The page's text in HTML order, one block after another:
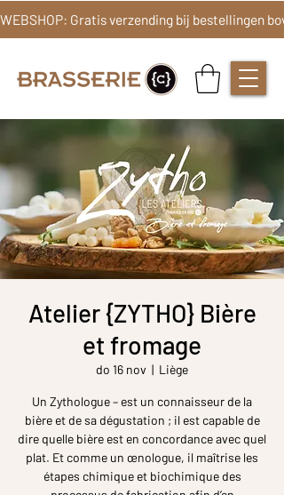
Atelier {ZYTHO} Bière
et fromage
do 16 nov
  |
Liège
Un Zythologue – est un connaisseur de la
bière et de sa dégustation ; il est capable de
dire quelle bière est en concordance avec quel
plat. Et comme un œnologue, il maîtrise les
étapes chimique et biochimique des